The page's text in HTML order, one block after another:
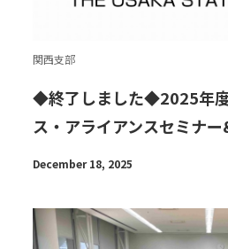
関西支部
◆終了しました◆2025年
ス・アライアンスセミナ
December 18, 2025